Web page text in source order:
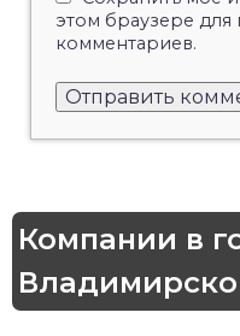
этом браузере
комментариев.
Компании в